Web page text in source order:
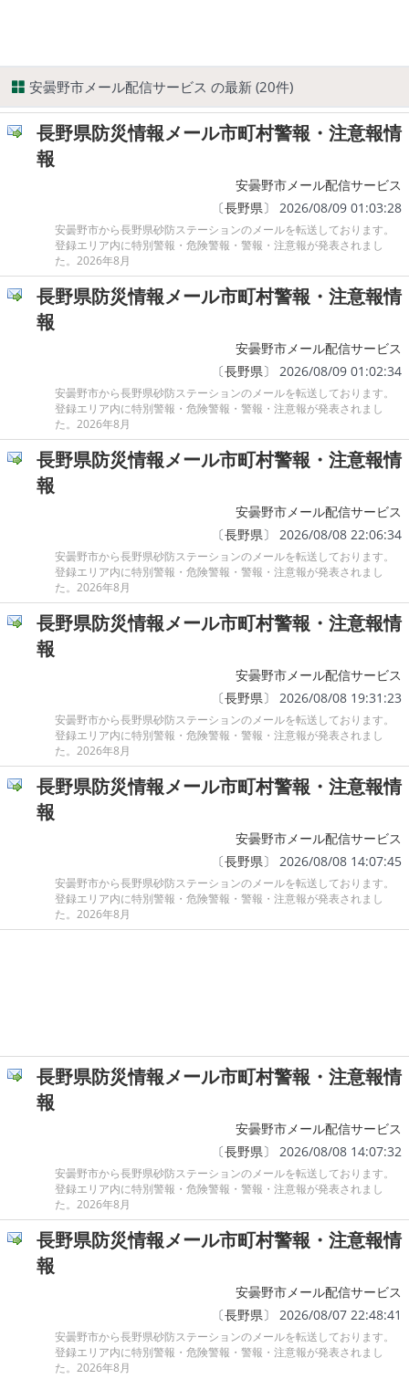
安曇野市メール配信サービス の最新 (20件)
長野県防災情報メール市町村警報・注意報情
報
安曇野市メール配信サービス
〔長野県〕 2026/08/09 01:03:28
安曇野市から長野県砂防ステーションのメールを転送しております。
登録エリア内に特別警報・危険警報・警報・注意報が発表されまし
た。2026年8月
長野県防災情報メール市町村警報・注意報情
報
安曇野市メール配信サービス
〔長野県〕 2026/08/09 01:02:34
安曇野市から長野県砂防ステーションのメールを転送しております。
登録エリア内に特別警報・危険警報・警報・注意報が発表されまし
た。2026年8月
長野県防災情報メール市町村警報・注意報情
報
安曇野市メール配信サービス
〔長野県〕 2026/08/08 22:06:34
安曇野市から長野県砂防ステーションのメールを転送しております。
登録エリア内に特別警報・危険警報・警報・注意報が発表されまし
た。2026年8月
長野県防災情報メール市町村警報・注意報情
報
安曇野市メール配信サービス
〔長野県〕 2026/08/08 19:31:23
安曇野市から長野県砂防ステーションのメールを転送しております。
登録エリア内に特別警報・危険警報・警報・注意報が発表されまし
た。2026年8月
長野県防災情報メール市町村警報・注意報情
報
安曇野市メール配信サービス
〔長野県〕 2026/08/08 14:07:45
安曇野市から長野県砂防ステーションのメールを転送しております。
登録エリア内に特別警報・危険警報・警報・注意報が発表されまし
た。2026年8月
長野県防災情報メール市町村警報・注意報情
報
安曇野市メール配信サービス
〔長野県〕 2026/08/08 14:07:32
安曇野市から長野県砂防ステーションのメールを転送しております。
登録エリア内に特別警報・危険警報・警報・注意報が発表されまし
た。2026年8月
長野県防災情報メール市町村警報・注意報情
報
安曇野市メール配信サービス
〔長野県〕 2026/08/07 22:48:41
安曇野市から長野県砂防ステーションのメールを転送しております。
登録エリア内に特別警報・危険警報・警報・注意報が発表されまし
た。2026年8月